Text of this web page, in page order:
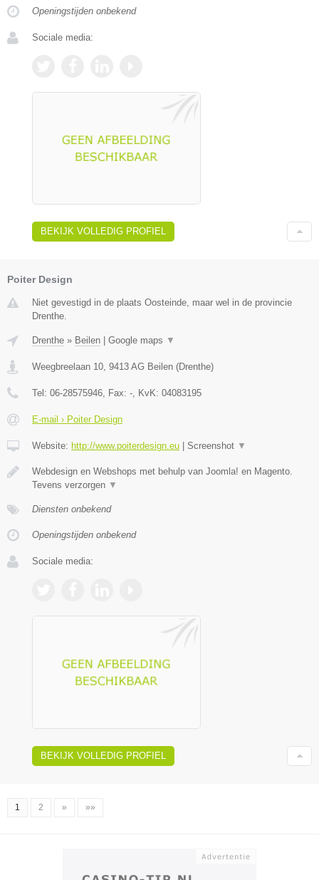
Openingstijden onbekend
Sociale media:
BEKIJK VOLLEDIG PROFIEL
Poiter Design
Niet gevestigd in de plaats Oosteinde, maar wel in de provincie
Drenthe.
Drenthe » Beilen Google maps ▼
Weegbreelaan 10, 9413 AG Beilen (Drenthe)
Tel: 06-28575946, Fax: -, KvK: 04083195
E-mail › Poiter Design
Website: http://www.poiterdesign.eu Screenshot ▼
Webdesign en Webshops met behulp van Joomla! en Magento.
Tevens verzorgen ▼
Diensten onbekend
Openingstijden onbekend
Sociale media:
BEKIJK VOLLEDIG PROFIEL
1 2 » »»